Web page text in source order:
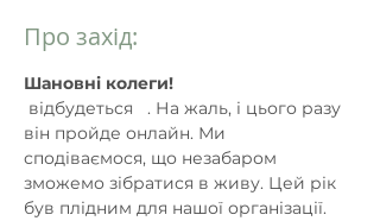
Про захід:
Шановні колеги!
відбудеться
. На жаль, і цього разу
він пройде онлайн. Ми
сподіваємося, що незабаром
зможемо зібратися в живу. Цей рік
був плідним для нашої організації.